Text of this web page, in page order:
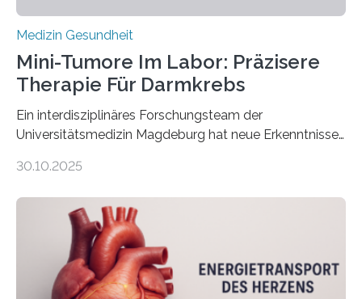
Medizin Gesundheit
Mini-Tumore Im Labor: Präzisere
Therapie Für Darmkrebs
Ein interdisziplinäres Forschungsteam der
Universitätsmedizin Magdeburg hat neue Erkenntnisse
behandelt werden kann. In ihrer aktuellen Studie,
Oncology, zeigen die Forschenden, dass Mini-Tumore
aus Gewebe von Patientinnen und Patienten –
sogenannte Organoide – genutzt werden können, um
vorab zu prüfen, welche Medikamente am besten
wirken. Dabei wurde ein Eiweiß identifiziert, das künftig
30.10.2025